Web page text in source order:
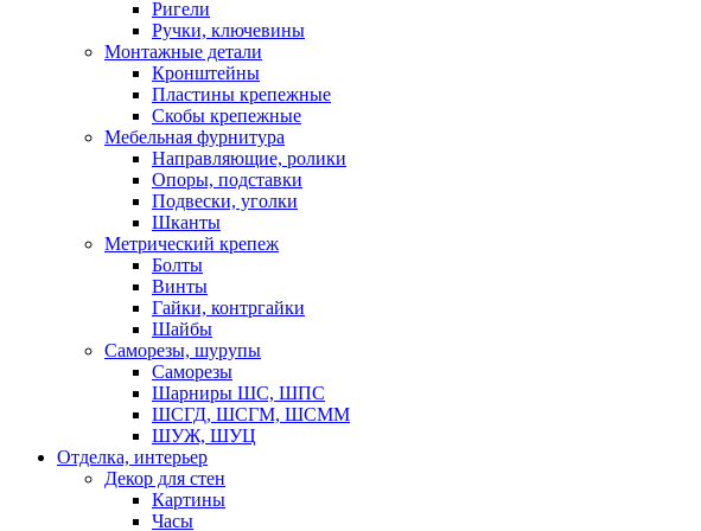
Ригели
Ручки, ключевины
Монтажные детали
Кронштейны
Пластины крепежные
Скобы крепежные
Мебельная фурнитура
Направляющие, ролики
Опоры, подставки
Подвески, уголки
Шканты
Метрический крепеж
Болты
Винты
Гайки, контргайки
Шайбы
Саморезы, шурупы
Саморезы
Шарниры ШС, ШПС
ШСГД, ШСГМ, ШСММ
ШУЖ, ШУЦ
Отделка, интерьер
Декор для стен
Картины
Часы